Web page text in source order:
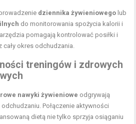
dziennika żywieniowego lub
do monitorowania spożycia kalorii i
pomagają kontrolować posiłki i
okres odchudzania.
treningów i zdrowych
nawyki żywieniowe odgrywają
Połączenie aktywności
dietą nie tylko sprzyja osiąganiu